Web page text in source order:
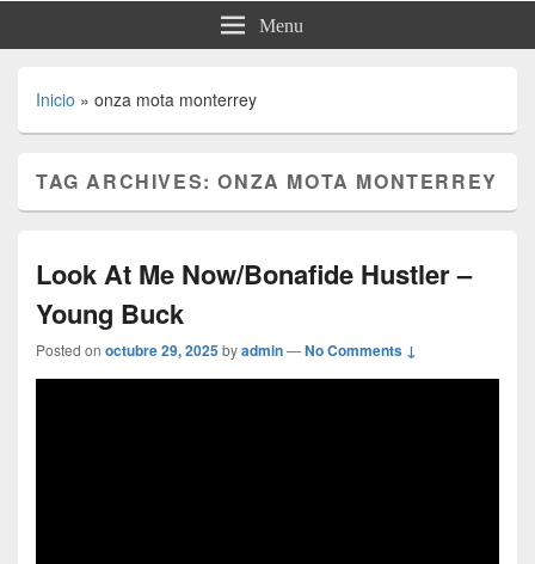
Menu
Inicio » onza mota monterrey
TAG ARCHIVES:ONZA MOTA MONTERREY
Look At Me Now/Bonafide Hustler –
Young Buck
Posted on octubre 29, 2025byadmin—No Comments ↓